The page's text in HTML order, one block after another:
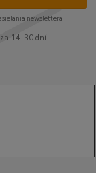
newslettera.
14-30 dní.